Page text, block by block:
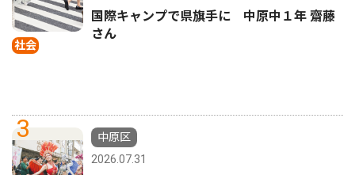
社会
国際キャンプで県旗手に 中原中１年 齋藤
さん
3
中原区
2026.07.31